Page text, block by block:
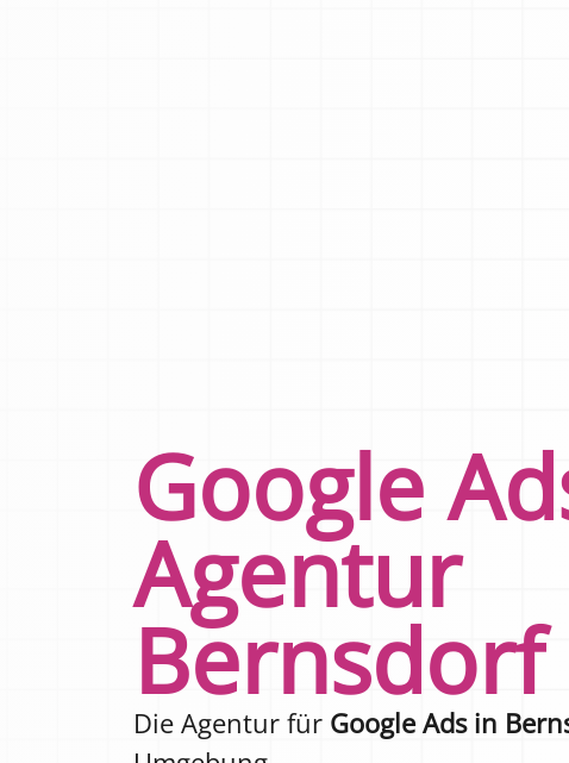
Google
Agentur
Bernsdorf
Die Agentur für Google Ads in